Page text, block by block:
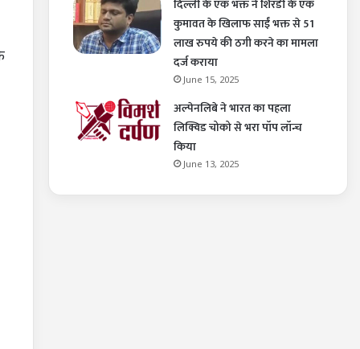
दिल्ली के एक भक्त ने शिरडी के एक
कुमावत के खिलाफ साईं भक्त से 51
लाख रुपये की ठगी करने का मामला
दर्ज कराया
June 15, 2025
अल्पेनलिबे ने भारत का पहला
लिक्विड चोको से भरा पॉप लॉन्च
किया
June 13, 2025